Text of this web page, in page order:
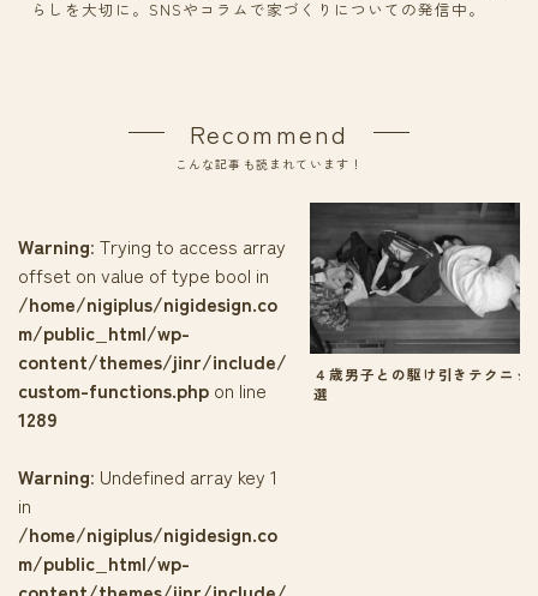
らしを大切に。SNSやコラムで家づくりについての発信中。
Recommend
こんな記事も読まれています！
Warning: Trying to access array
offset on value of type bool in
/home/nigiplus/nigidesign.co
m/public_html/wp-
content/themes/jinr/include/
custom-functions.php on line
1289
Warning: Undefined array key 1
in
/home/nigiplus/nigidesign.co
m/public_html/wp-
４歳男子との駆け引きテクニッ
選